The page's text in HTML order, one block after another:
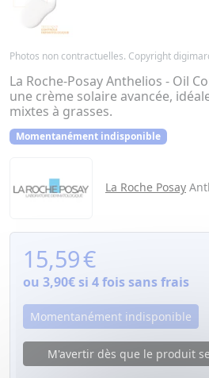
Photos non contractuelles. Copyright
La Roche-Posay Anthelios - Oil
une crème solaire avancée,
mixtes à grasses.
Momentanément indisponible
La Roche Posay
15,59€
ou 3,90€si 4 fois sans frais
Momentanément indisponible
M'avertir dès que le produit